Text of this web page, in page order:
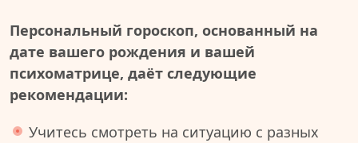
Персональный гороскоп, основанный на
дате вашего рождения и вашей
психоматрице, даёт следующие
рекомендации:
Учитесь смотреть на ситуацию с разных